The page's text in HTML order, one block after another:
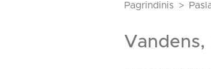
Pagrindinis